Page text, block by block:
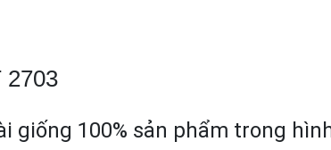
2703
giống 100% sản phẩm trong